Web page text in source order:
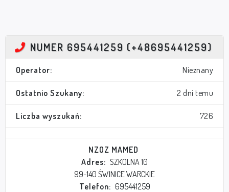
NUMER 695441259 (+48695441259)
Operator: Nieznany
Ostatnio Szukany: 2 dni temu
Liczba wyszukań: 726
NZOZ MAMED
Adres: SZKOLNA 10
99-140 ŚWINICE WARCKIE
Telefon: 695441259